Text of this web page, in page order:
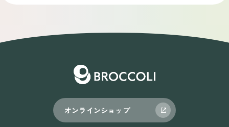
オンラインショップ